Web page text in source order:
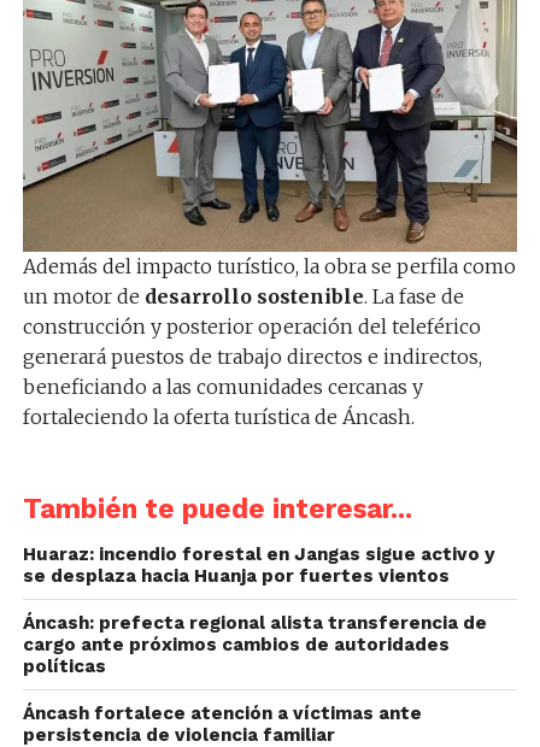
Además del impacto turístico, la obra se perfila como
un motor de desarrollo sostenible. La fase de
construcción y posterior operación del teleférico
generará puestos de trabajo directos e indirectos,
beneficiando a las comunidades cercanas y
fortaleciendo la oferta turística de Áncash.
También te puede interesar...
Huaraz: incendio forestal en Jangas sigue activo y
se desplaza hacia Huanja por fuertes vientos
Áncash: prefecta regional alista transferencia de
cargo ante próximos cambios de autoridades
políticas
Áncash fortalece atención a víctimas ante
persistencia de violencia familiar